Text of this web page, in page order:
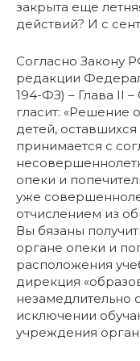
закрыта еще
действий? И с
Согласно Закону
редакции
194-ФЗ) – Глава II –
гласит: «Решение
детей,
принимается с
опеки и
уже
отчислением из
Вы бязаны
органе опеки и
расположения
дирекция
незамедлительно
исключении
учреждения